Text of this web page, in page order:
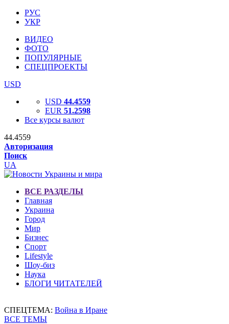
РУС
УКР
ВИДЕО
ФОТО
ПОПУЛЯРНЫЕ
СПЕЦПРОЕКТЫ
USD
USD 44.4559
EUR 51.2598
Все курсы валют
44.4559
Авторизация
Поиск
UA
ВСЕ РАЗДЕЛЫ
Главная
Украина
Город
Мир
Бизнес
Спорт
Lifestyle
Шоу-биз
Наука
БЛОГИ ЧИТАТЕЛЕЙ
СПЕЦТЕМА: Война в Иране
ВСЕ ТЕМЫ